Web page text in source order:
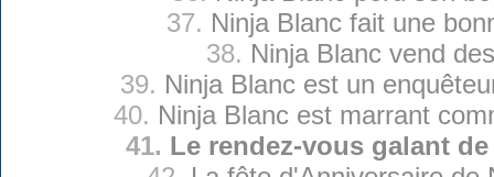
37. Ninja Blanc fait une
38. Ninja Blanc vend
39. Ninja Blanc est un
40. Ninja Blanc est marrant
41. Le rendez-vous galant